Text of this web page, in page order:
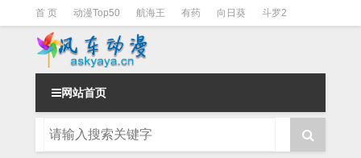
首 页 动漫Top50 航海王 有药 向日葵 斗罗2
斗罗3 火影 一拳超人
网站首页